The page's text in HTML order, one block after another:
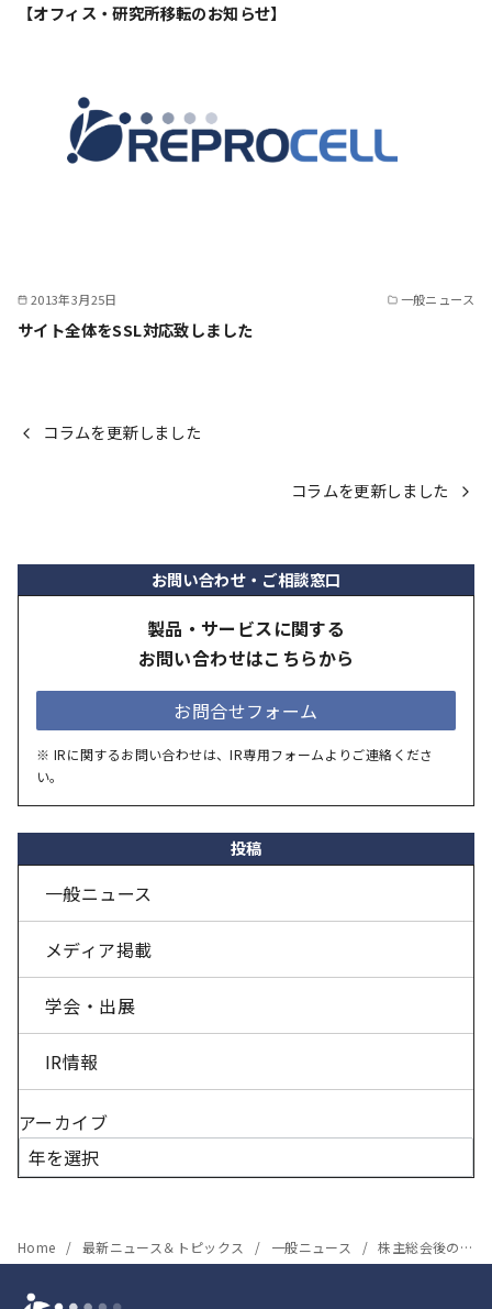
【オフィス・研究所移転のお知らせ】
2013年3月25日 一般ニュース
サイト全体をSSL対応致しました
コラムを更新しました
コラムを更新しました
お問い合わせ・ご相談窓口
製品・サービスに関する
お問い合わせはこちらから
お問合せフォーム
※ IRに関するお問い合わせは、IR専用フォームよりご連絡くださ
い。
投稿
一般ニュース
メディア掲載
学会・出展
IR情報
アーカイブ
Home 最新ニュース＆トピックス 一般ニュース 株主総会後の事業説明会資料を掲載しました